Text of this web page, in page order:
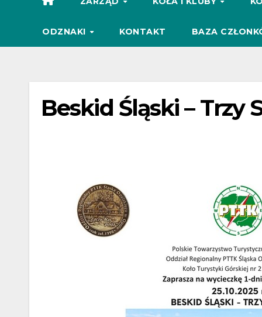
ODZNAKI KONTAKT BAZA
Beskid Śląski – Trzy